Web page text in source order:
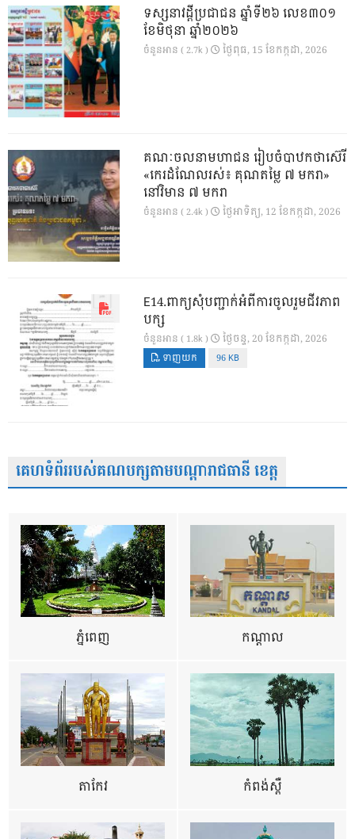
ទស្សនាវដ្ដីប្រជាជន ឆ្នាំទី២៦ លេខ៣០១
ខែមិថុនា ឆ្នាំ២០២៦
ចំនួនអាន ( 2.7k ) ថ្ងៃ​ពុធ, 15 ខែ​កក្កដា, 2026
គណៈចលនាមហាជន រៀបចំបាឋកថាស៊េរី
«កេរដំណែលរស់៖ គុណតម្លៃ ៧ មករា»
នៅវិមាន ៧ មករា
ចំនួនអាន ( 2.4k ) ថ្ងៃ​អាទិត្យ, 12 ខែ​កក្កដា, 2026
E14.ពាក្យសុំបញ្ជាក់អំពីការចូលរួមជីវភាព
បក្ស
ចំនួនអាន ( 1.8k ) ថ្ងៃ​ចន្ទ, 20 ខែ​កក្កដា, 2026
ទាញយក 96 KB
គេហទំព័ររបស់គណបក្សតាមបណ្តារាជធានី ខេត្ត
ភ្នំពេញ កណ្តាល
តាកែវ កំពង់ស្ពឺ